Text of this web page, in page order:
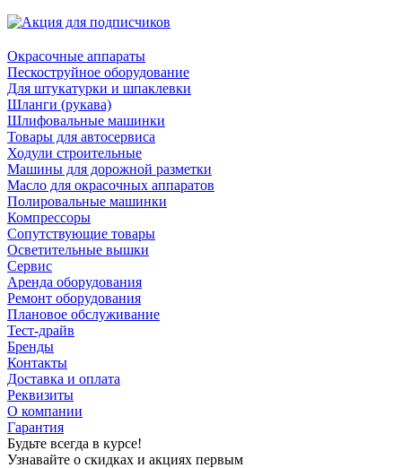
Окрасочные аппараты
Пескоструйное оборудование
Для штукатурки и шпаклевки
Шланги (рукава)
Шлифовальные машинки
Товары для автосервиса
Ходули строительные
Машины для дорожной разметки
Масло для окрасочных аппаратов
Полировальные машинки
Компрессоры
Сопутствующие товары
Осветительные вышки
Сервис
Аренда оборудования
Ремонт оборудования
Плановое обслуживание
Тест-драйв
Бренды
Контакты
Доставка и оплата
Реквизиты
О компании
Гарантия
Будьте всегда в курсе!
Узнавайте о скидках и акциях первым